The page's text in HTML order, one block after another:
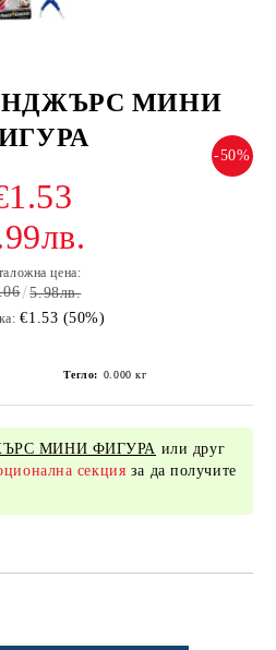
МИНИ
-50%
цена:
5.98лв.
€1.53 (50%)
Тегло: 0.000 кг
МИНИ ФИГУРА или друг
секция за да получите